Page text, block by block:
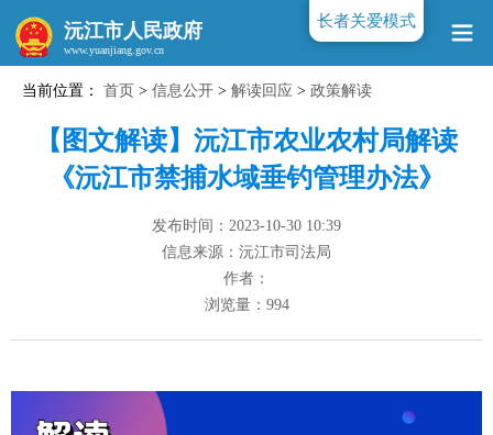
沅江市人民政府
当前位置： 首页 > 信息公开 > 解读回应 > 政策解读
【图文解读】沅江市农业农村局解读
《沅江市禁捕水域垂钓管理办法》
发布时间：2023-10-30 10:39
信息来源：沅江市司法局
作者：
浏览量： 994
长者关爱模式